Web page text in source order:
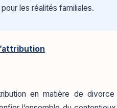
les réalités familiales.
en matière de